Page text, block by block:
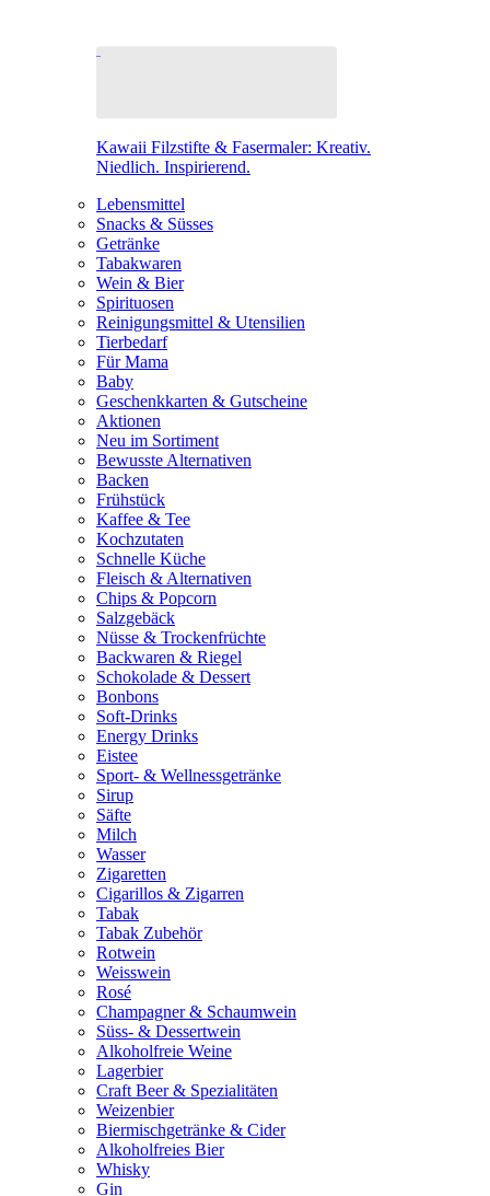
Kawaii Filzstifte & Fasermaler: Kreativ.
Niedlich. Inspirierend.
Lebensmittel
Snacks & Süsses
Getränke
Tabakwaren
Wein & Bier
Spirituosen
Reinigungsmittel & Utensilien
Tierbedarf
Für Mama
Baby
Geschenkkarten & Gutscheine
Aktionen
Neu im Sortiment
Bewusste Alternativen
Backen
Frühstück
Kaffee & Tee
Kochzutaten
Schnelle Küche
Fleisch & Alternativen
Chips & Popcorn
Salzgebäck
Nüsse & Trockenfrüchte
Backwaren & Riegel
Schokolade & Dessert
Bonbons
Soft-Drinks
Energy Drinks
Eistee
Sport- & Wellnessgetränke
Sirup
Säfte
Milch
Wasser
Zigaretten
Cigarillos & Zigarren
Tabak
Tabak Zubehör
Rotwein
Weisswein
Rosé
Champagner & Schaumwein
Süss- & Dessertwein
Alkoholfreie Weine
Lagerbier
Craft Beer & Spezialitäten
Weizenbier
Biermischgetränke & Cider
Alkoholfreies Bier
Whisky
Gin